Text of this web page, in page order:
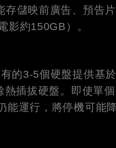
存儲映前廣告、預告
影約150GB）。
的3-5個硬盤提供基
熱插拔硬盤。即使單
能運行，將停機可能降